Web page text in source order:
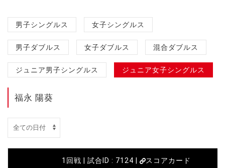
男子シングルス 女子シングルス
男子ダブルス 女子ダブルス 混合ダブルス
ジュニア男子シングルス ジュニア女子シングルス
福永 陽葵
1回戦 | 試合ID : 7124 | スコアカード